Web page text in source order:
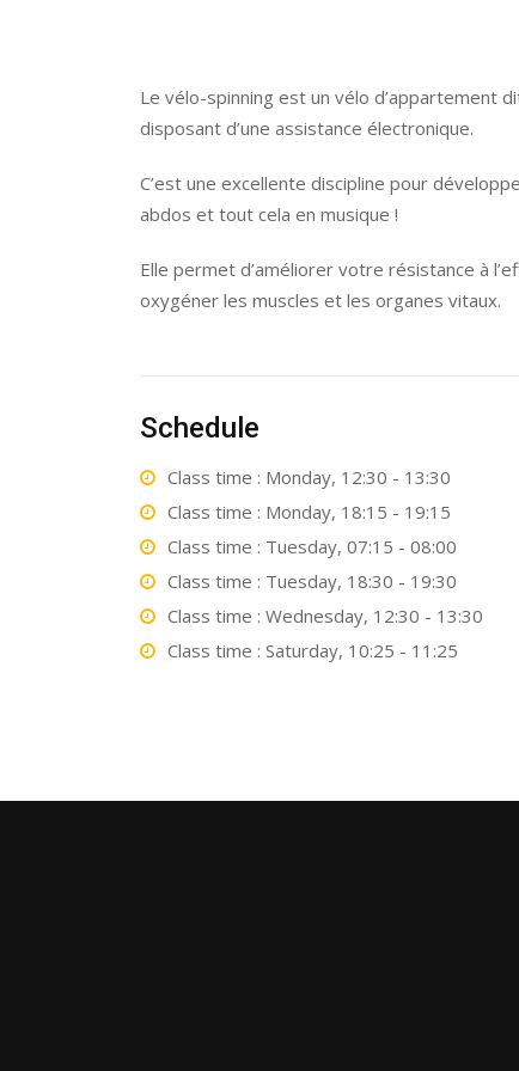
Le vélo-spinning est un vélo d’appartement
disposant d’une assistance électronique.
C’est une excellente discipline pour
abdos et tout cela en musique !
Elle permet d’améliorer votre résistance à
oxygéner les muscles et les organes vitaux.
Schedule
Class time : Monday, 12:30 - 13:30
Class time : Monday, 18:15 - 19:15
Class time : Tuesday, 07:15 - 08:00
Class time : Tuesday, 18:30 - 19:30
Class time : Wednesday, 12:30 - 13:30
Class time : Saturday, 10:25 - 11:25